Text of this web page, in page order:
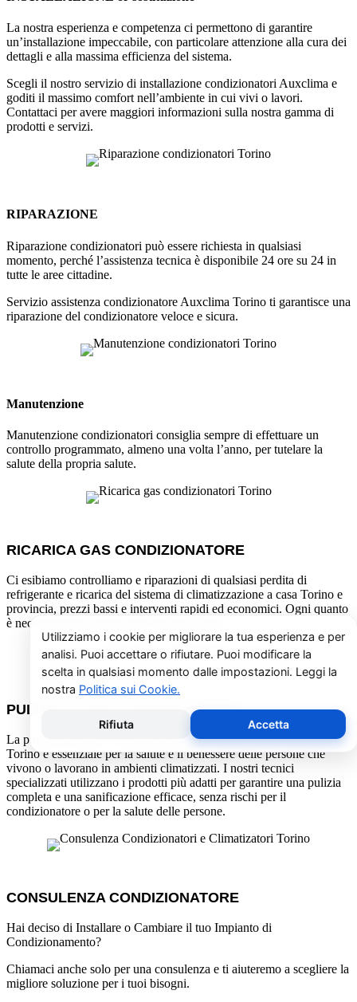
La nostra esperienza e competenza ci permettono di garantire
un’installazione impeccabile, con particolare attenzione alla cura dei
dettagli e alla massima efficienza del sistema.
Scegli il nostro servizio di installazione condizionatori Auxclima e
goditi il massimo comfort nell’ambiente in cui vivi o lavori.
Contattaci per avere maggiori informazioni sulla nostra gamma di
prodotti e servizi.
RIPARAZIONE
Riparazione condizionatori può essere richiesta in qualsiasi
momento, perché l’assistenza tecnica è disponibile 24 ore su 24 in
tutte le aree cittadine.
Servizio assistenza condizionatore Auxclima Torino ti garantisce una
riparazione del condizionatore veloce e sicura.
Manutenzione
Manutenzione condizionatori consiglia sempre di effettuare un
controllo programmato, almeno una volta l’anno, per tutelare la
salute della propria salute.
RICARICA GAS CONDIZIONATORE
Ci esibiamo controlliamo e riparazioni di qualsiasi perdita di
refrigerante e ricarica del sistema di climatizzazione a casa Torino e
provincia, prezzi bassi e interventi rapidi ed economici. Ogni quanto
è necessaria una ricarica del condizionatore?
PULIZIA FILTRI E SANIFICAZIONE
La pulizia dei filtri e la sanificazione dei condizionatori Auxclima a
Torino è essenziale per la salute e il benessere delle persone che
vivono o lavorano in ambienti climatizzati. I nostri tecnici
specializzati utilizzano i prodotti più adatti per garantire una pulizia
completa e una sanificazione efficace, senza rischi per il
condizionatore o per la salute delle persone.
CONSULENZA CONDIZIONATORE
Hai deciso di Installare o Cambiare il tuo Impianto di
Condizionamento?
Chiamaci anche solo per una consulenza e ti aiuteremo a scegliere la
migliore soluzione per i tuoi bisogni.